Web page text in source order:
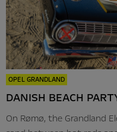
OPEL GRANDLAND
DANISH BEACH
On Rømø, the Grandland